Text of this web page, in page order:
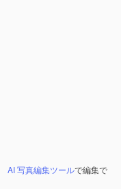
AI 写真編集ツールで編集で